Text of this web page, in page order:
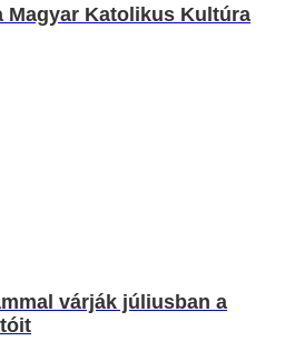
Magyar Katolikus Kultúra
várják júliusban a